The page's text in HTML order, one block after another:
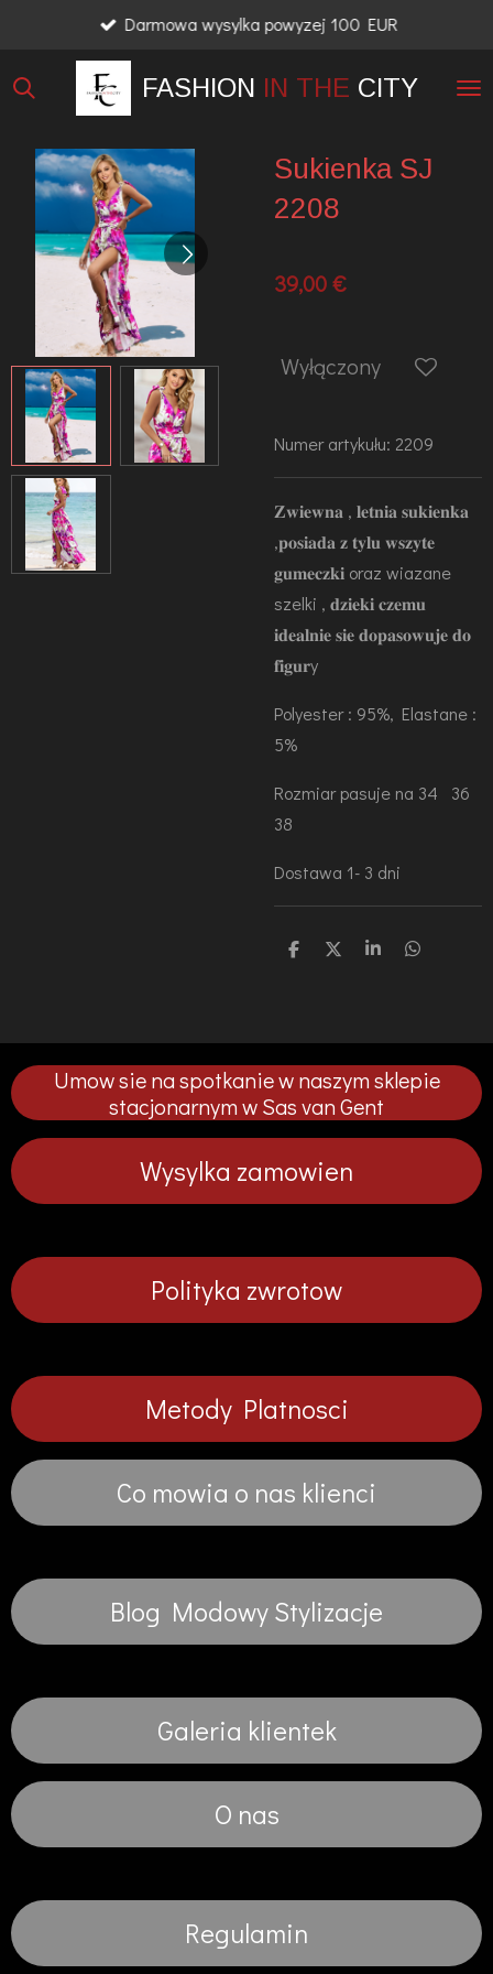
głównej
FASHION IN THE CITY
Darmowa wysylka powyzej 100 EUR
Sukienka SJ
2208
39,00 €
Wyłączony
Numer artykułu: 2209
𝐙𝐰𝐢𝐞𝐰𝐧𝐚 , 𝐥𝐞𝐭𝐧𝐢𝐚 𝐬𝐮𝐤𝐢𝐞𝐧𝐤𝐚
,𝐩𝐨𝐬𝐢𝐚𝐝𝐚 𝐳 𝐭𝐲𝐥𝐮 𝐰𝐬𝐳𝐲𝐭𝐞
𝐠𝐮𝐦𝐞𝐜𝐳𝐤𝐢 oraz wiazane
szelki , 𝐝𝐳𝐢𝐞𝐤𝐢 𝐜𝐳𝐞𝐦𝐮
𝐢𝐝𝐞𝐚𝐥𝐧𝐢𝐞 𝐬𝐢𝐞 𝐝𝐨𝐩𝐚𝐬𝐨𝐰𝐮𝐣𝐞 𝐝𝐨
𝐟𝐢𝐠𝐮𝐫y
Polyester : 95%, Elastane :
5%
Rozmiar pasuje na 34 36
38
Dostawa 1- 3 dni
U
ę
p
n
j
U
ę
p
n
j
U
ę
p
n
j
U
ę
p
n
i
Umow sie na spotkanie w naszym sklepie
stacjonarnym w Sas van Gent
Wysylka zamowien
Polityka zwrotow
Metody Platnosci
Co mowia o nas klienci
Blog Modowy Stylizacje
Galeria klientek
O nas
Regulamin